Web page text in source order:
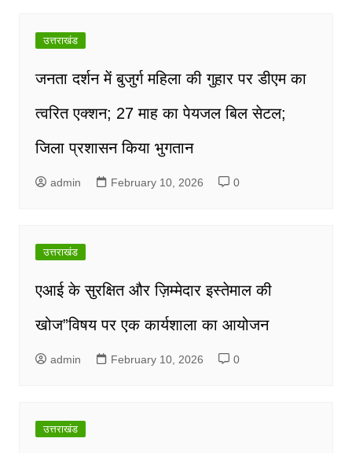
उत्तराखंड
जनता दर्शन में बुजुर्ग महिला की गुहार पर डीएम का
त्वरित एक्शन; 27 माह का पेयजल बिल सेटल;
जिला प्रशासन किया भुगतान
admin February 10, 2026 0
उत्तराखंड
एआई के सुरक्षित और ज़िम्मेदार इस्तेमाल की
खोज”विषय पर एक कार्यशाला का आयोजन
admin February 10, 2026 0
उत्तराखंड